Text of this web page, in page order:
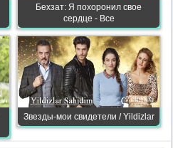
Бехзат: Я похоронил свое
сердце - Все
Звезды-мои свидетели / Yildizlar